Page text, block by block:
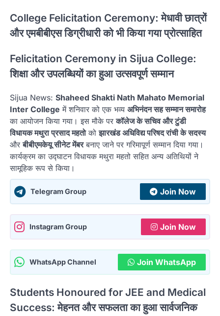
College Felicitation Ceremony: मेधावी छात्रों
और एमबीबीएस डिग्रीधारी को भी किया गया प्रोत्साहित
Felicitation Ceremony in Sijua College:
शिक्षा और उपलब्धियों का हुआ उत्सवपूर्ण सम्मान
Sijua News: Shaheed Shakti Nath Mahato Memorial
Inter College में शनिवार को एक भव्य अभिनंदन सह सम्मान समारोह
का आयोजन किया गया। इस मौके परकॉलेज के सचिव और टुंडी
विधायक मथुरा प्रसाद महतोकोझारखंड अधिविद्य परिषद रांची के सदस्य
औरबीबीएमकेयू सीनेट मेंबरबनाए जाने पर गरिमापूर्ण सम्मान दिया गया।
कार्यक्रम का उद्घाटन विधायक मथुरा महतो सहित अन्य अतिथियों ने
सामूहिक रूप से किया।
Telegram Group Join Now
Instagram Group Join Now
WhatsApp Channel Join WhatsApp
Students Honoured for JEE and Medical
Success: मेहनत और सफलता का हुआ सार्वजनिक